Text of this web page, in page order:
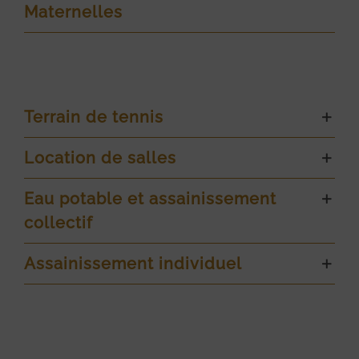
Maternelles
Terrain de tennis
Location de salles
Eau potable et assainissement
collectif
Assainissement individuel